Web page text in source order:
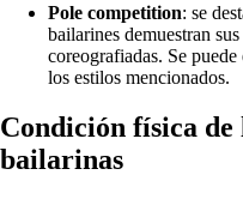
Pole competition: se
bailarines demuestran
coreografiadas. Se
los estilos mencionados.
Condición física
bailarinas